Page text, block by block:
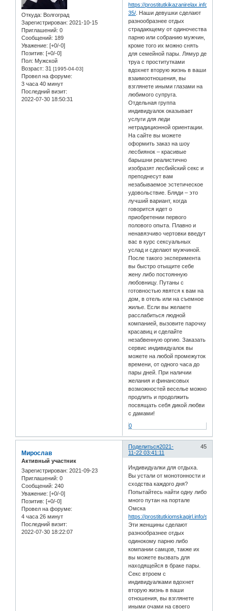
Откуда: Волгоград
Зарегистрирован: 2021-10-15
Приглашений: 0
Сообщений: 189
Уважение: [+0/-0]
Позитив: [+0/-0]
Пол: Мужской
Возраст: 31 [1995-04-03]
Провел на форуме:
3 часа 40 минут
Последний визит:
2022-07-30 18:50:31
https://prostitutkikazanirelax.info/
35/ . Наши девушки сделают
разнообразнее отдых
страдающему от одиночества
парню или собранию мужчин,
кроме того их можно снять
для семейной пары. Лямур де
труа с проститутками
вдохнет вторую жизнь в ваши
взаимоотношения, вы
взглянете иными глазами на
любимого супруга.
Отдельная группа
индивидуалок оказывает
услуги для леди
нетрадиционной ориентации.
На сайте вы можете
оформить заказ на шоу
лесбиянок – красивые
барышни реалистично
изобразят лесбийский секс и
преподнесут вам
незабываемое эстетическое
удовольствие. Бляди – это
лучший вариант, когда
говорится идет о
приобретении первого
полового опыта. Плавно и
ненавязчиво чертовки введут
вас в курс сексуальных
услад и сделают мужчиной.
После такого эксперимента
вы быстро отыщите себе
жену либо постоянную
любовницу. Путаны с
готовностью явятся к вам на
дом, в отель или на съемное
жилье. Если вы желаете
расслабиться людной
компанией, вызовите парочку
красавиц и сделайте
незабвенную оргию. Заказать
сервис индивидуалок вы
можете на любой промежуток
времени, от одного часа до
пары дней. При наличии
желания и финансовых
возможностей веселье можно
продлить и продолжить
посвящать себя дикой любви
с дамами!
0
Поделиться 45
2021-
11-22 03:41:11
Мирослав
Активный участник
Зарегистрирован: 2021-09-23
Приглашений: 0
Сообщений: 240
Уважение: [+0/-0]
Позитив: [+0/-0]
Провел на форуме:
4 часа 26 минут
Последний визит:
2022-07-30 18:22:07
Индивидуалки для отдыха.
Вы устали от монотонности и
сходства каждого дня?
Попытайтесь найти одну либо
много путан на портале
Омска
https://prostitutkiomskagirl.info/serv/
Эти женщины сделают
разнообразнее отдых
одинокому парню либо
компании самцов, также их
вы можете вызвать для
находящейся в браке пары.
Секс втроем с
индивидуалками вдохнет
вторую жизнь в ваши
отношения, вы взглянете
иными очами на своего